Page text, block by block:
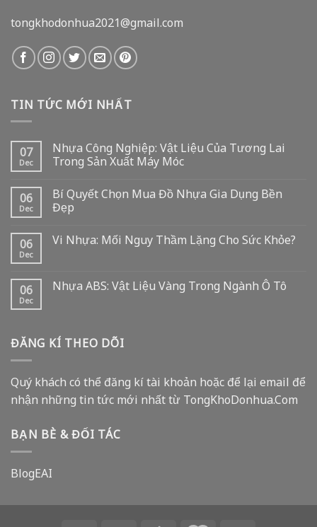
tongkhodonhua2021@gmail.com
TIN TỨC MỚI NHẤT
07
Dec
Nhựa Công Nghiệp: Vật Liệu Của Tương Lai
Trong Sản Xuất Máy Móc
06
Dec
Bí Quyết Chọn Mua Đồ Nhựa Gia Dụng Bền
Đẹp
06
Dec
Vi Nhựa: Mối Nguy Thầm Lặng Cho Sức Khỏe?
06
Dec
Nhựa ABS: Vật Liệu Vàng Trong Ngành Ô Tô
ĐĂNG KÍ THEO DÕI
Quý khách có thể đăng kí tài khoản hoặc để lại email để
nhận những tin tức mới nhất từ TongKhoDonhua.Com
BẠN BÈ & ĐỐI TÁC
BlogEAI